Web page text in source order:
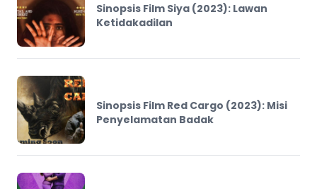
Sinopsis Film Siya (2023): Lawan
Ketidakadilan
Sinopsis Film Red Cargo (2023): Misi
Penyelamatan Badak